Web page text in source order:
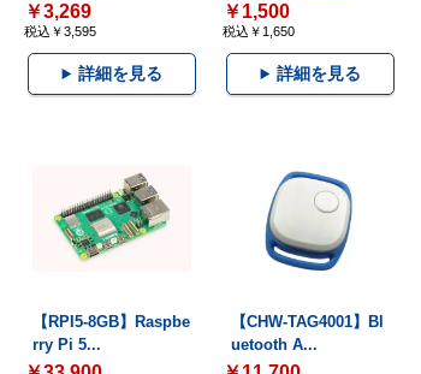
￥3,269
税込￥3,595
詳細を見る
￥1,500
税込￥1,650
詳細を見る
【RPI5-8GB】Raspbe
rry Pi 5...
【CHW-TAG4001】Bl
uetooth A...